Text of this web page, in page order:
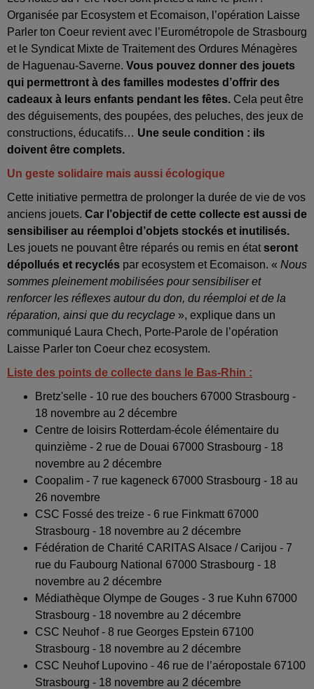
Organisée par Ecosystem et Ecomaison, l’opération Laisse
Parler ton Coeur revient avec l’Eurométropole de Strasbourg
et le Syndicat Mixte de Traitement des Ordures Ménagères
de Haguenau-Saverne. Vous pouvez donner des jouets
qui permettront à des familles modestes d’offrir des
cadeaux à leurs enfants pendant les fêtes. Cela peut être
des déguisements, des poupées, des peluches, des jeux de
constructions, éducatifs… Une seule condition : ils
doivent être complets.
Un geste solidaire mais aussi écologique
Cette initiative permettra de prolonger la durée de vie de vos
anciens jouets. Car l’objectif de cette collecte est aussi de
sensibiliser au réemploi d’objets stockés et inutilisés.
Les jouets ne pouvant être réparés ou remis en étatseront
dépollués et recyclés par ecosystem et Ecomaison. « Nous
sommes pleinement mobilisées pour sensibiliser et
renforcer les réflexes autour du don, du réemploi et de la
réparation, ainsi que du recyclage », explique dans un
communiqué Laura Chech, Porte-Parole de l’opération
Laisse Parler ton Coeur chez ecosystem.
Liste des points de collecte dans le Bas-Rhin :
Bretz'selle - 10 rue des bouchers 67000 Strasbourg -
18 novembre au 2 décembre
Centre de loisirs Rotterdam-école élémentaire du
quinzième - 2 rue de Douai 67000 Strasbourg - 18
novembre au 2 décembre
Coopalim - 7 rue kageneck 67000 Strasbourg - 18 au
26 novembre
CSC Fossé des treize - 6 rue Finkmatt 67000
Strasbourg - 18 novembre au 2 décembre
Fédération de Charité CARITAS Alsace / Carijou - 7
rue du Faubourg National 67000 Strasbourg - 18
novembre au 2 décembre
Médiathèque Olympe de Gouges - 3 rue Kuhn 67000
Strasbourg - 18 novembre au 2 décembre
CSC Neuhof - 8 rue Georges Epstein 67100
Strasbourg - 18 novembre au 2 décembre
CSC Neuhof Lupovino - 46 rue de l’aéropostale 67100
Strasbourg - 18 novembre au 2 décembre